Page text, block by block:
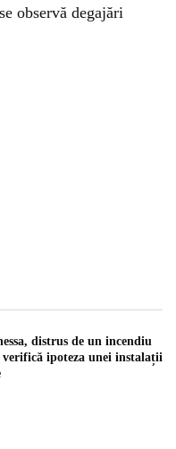
observă degajări
distrus de un incendiu
ipoteza unei instalații